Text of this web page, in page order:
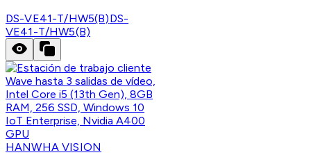
DS-VE41-T/HW5(B)DS-
VE41-T/HW5(B)
HANWHA VISION